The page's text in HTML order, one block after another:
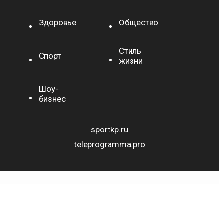
Здоровье Общество
Спорт
Стиль
жизни
Шоу-
бизнес
sportkp.ru
teleprogramma.pro